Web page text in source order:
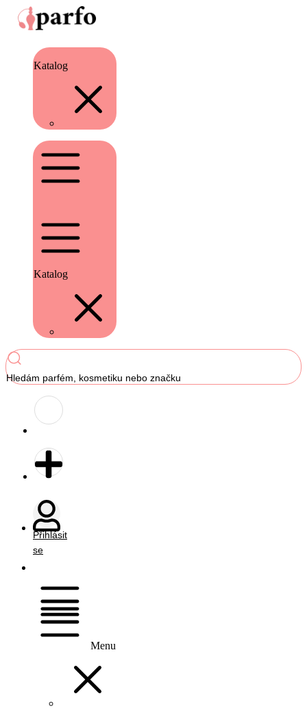
Katalog
Katalog
Hledám parfém, kosmetiku nebo značku
Přihlásit
se
Menu